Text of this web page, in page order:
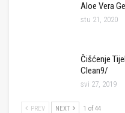
Aloe Vera
stu 21, 2020
Čišćenje
Clean9/
svi 27, 2019
PREV NEXT 1 of 44